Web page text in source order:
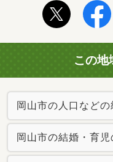
この地
岡山市の人口などの
岡山市の結婚・育児